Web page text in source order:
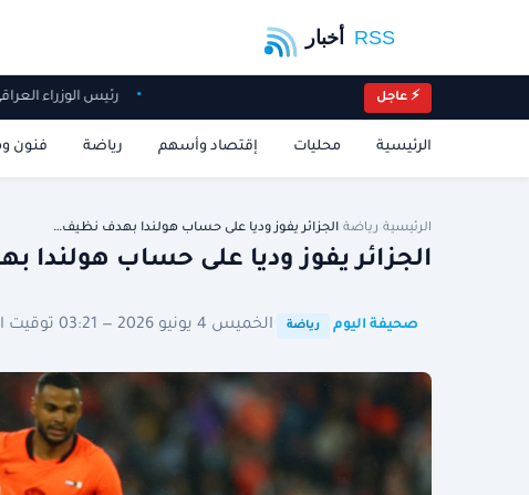
⚡ عاجل رئيس الوزراء العراقي: 30 سبتمبر الموعد النهائي
الرئيسية محليات إقتصاد وأسهم رياضة فنون
الرئيسية رياضة الجزائر يفوز وديا على حساب هولندا بهدف نظيف…
الجزائر يفوز وديا على حساب هولندا
صحيفة اليوم رياضة الخميس 4 يونيو 2026 — 03:21 توقيت الرياض